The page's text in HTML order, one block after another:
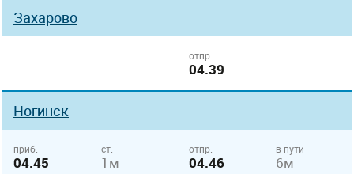
Захарово
отпр.
04.39
Ногинск
приб.
04.45
ст.
1м
отпр.
04.46
в пути
6м